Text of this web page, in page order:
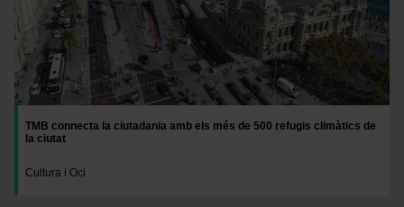
TMB connecta la ciutadania amb els més de 500 refugis climàtics de
la ciutat
Cultura i Oci